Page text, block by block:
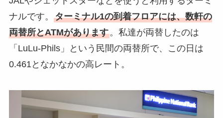
ナルです。 ターミナル1の到着フロアには、数軒の
両替所とATMがあります。私達が両替したのは
「LuLu-Phils」という民間の両替所で、この日は
0.461となかなかの高レート。